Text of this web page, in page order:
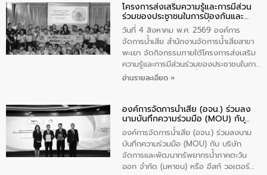
“ชุมชนร่วมใจ น้ำใสยั่งยืน” ได้บรรยายให้
ความรู้เกี่ยวกับการจัดการน้ำเสียและการใช้
ถังดักไขมันให้แก่นักเรียนโรงเรียนวัดบ่อ
(นันทวิทยา) เทศบาลนครปากเกร็ด อำเภอ
ปากเกร็ด จังหวัดนนทบุรี จำนวน 30 คน
โครงการส่งเสริมความรู้และการมีส่วน
ร่วมของประชาชนในการป้องกันและ
แก้ไขปัญหาน้ำเสียอย่างยั่งยืน
วันที่ 4 สิงหาคม พ.ศ. 2569 องค์การ
จัดการน้ำเสีย สำนักงานจัดการน้ำเสียสาขา
พะเยา จัดกิจกรรมภายใต้โครงการส่งเสริม
ความรู้และการมีส่วนร่วมของประชาชนในการ
ป้องกันและแก้ไขปัญหาน้ำเสียอย่างยั่งยืน
ชุมชนและการบำบัดน้ำเสียเบื้องต้น ให้กับ
นักเรียนชั้นประถมศึกษาปีที่ 5 โรงเรียน
เทศบาล 1 (พะเยาประชานุกูล) จำนวน 30
คน
อ่านรายละเอียด »
องค์การจัดการน้ำเสีย (อจน.) ร่วมลง
นามบันทึกความร่วมมือ (MOU) กับ
บริษัท จัดการและพัฒนาทรัพยากรน้ำ
ภาคตะวันออก จำกัด (มหาชน) หรือ อีส
ท์ วอเตอร์
องค์การจัดการน้ำเสีย (อจน.) ร่วมลงนาม
บันทึกความร่วมมือ (MOU) กับ บริษัท
จัดการและพัฒนาทรัพยากรน้ำภาคตะวัน
ออก จำกัด (มหาชน) หรือ อีสท์ วอเตอร์